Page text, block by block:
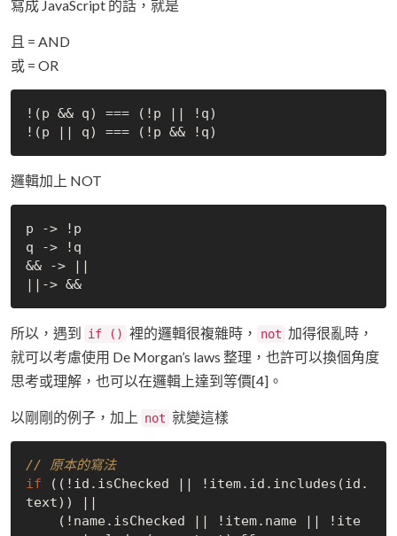
寫成 JavaScript 的話，就是
且 = AND
或 = OR
!(p && q) === (!p || !q)
邏輯加上 NOT
p -> !p
q -> !q
&& -> ||
||-> &&
所以，遇到 if () 裡的邏輯很複雜時， not 加得很亂時，
就可以考慮使用 De Morgan’s laws 整理，也許可以換個角度
思考或理解，也可以在邏輯上達到等價[4]。
以剛剛的例子，加上 not 就變這樣
// 原本的寫法
if ((!id.isChecked || !item.id.includes(id.
text)) ||